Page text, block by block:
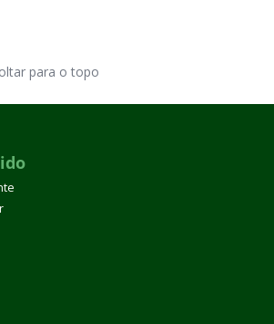
para o topo